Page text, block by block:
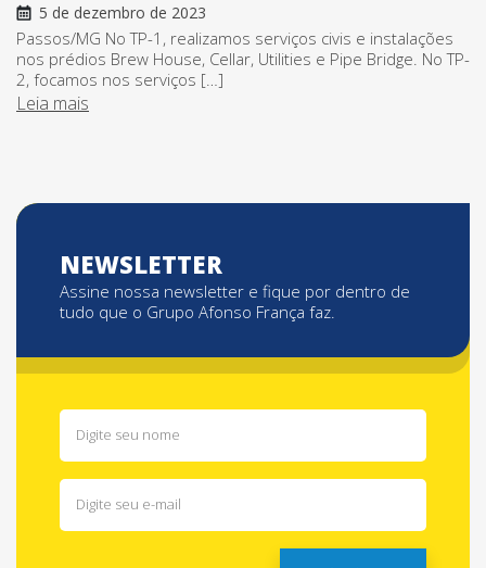
5 de dezembro de 2023
Passos/MG No TP-1, realizamos serviços civis e instalações
nos prédios Brew House, Cellar, Utilities e Pipe Bridge. No TP-
2, focamos nos serviços […]
Leia mais
NEWSLETTER
Assine nossa newsletter e fique por dentro de
tudo que o Grupo Afonso França faz.